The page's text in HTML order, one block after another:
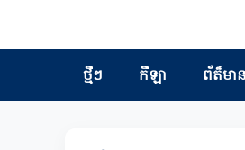
ថ្មីៗ កីឡា ព័ត៏មា